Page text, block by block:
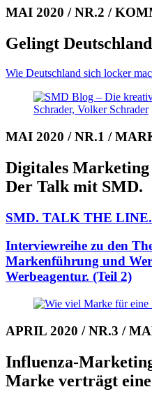
MAI 2020 / NR.2 /
Gelingt
Wie Deutschland sich locker
MAI 2020 / NR.1 /
Digitales
Der Talk mit SMD.
SMD. TALK THE LINE.
Interviewreihe zu den
Markenführung und
Werbeagentur. (Teil 2)
APRIL 2020 / NR.3 /
Influenza-
Marke verträgt